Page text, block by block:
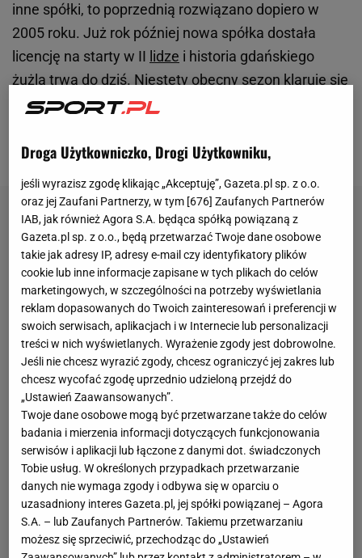
inne spółki, to poprzednią rozwiązano dopiero w
2005 roku. Już rok później nowa spółka dostała
licencję na starty w II lidze i historia gdańskiego
żużla trwa do dziś. Niestety obecny sezon klaruje się
jako naprawdę dramatyczny i za chwile może
upadkiem!
Droga Użytkowniczko, Drogi Użytkowniku,
jeśli wyrazisz zgodę klikając „Akceptuję”, Gazeta.pl sp. z o.o.
oraz jej Zaufani Partnerzy, w tym [676] Zaufanych Partnerów
IAB, jak również Agora S.A. będąca spółką powiązaną z
Gazeta.pl sp. z o.o., będą przetwarzać Twoje dane osobowe
takie jak adresy IP, adresy e-mail czy identyfikatory plików
cookie lub inne informacje zapisane w tych plikach do celów
marketingowych, w szczególności na potrzeby wyświetlania
reklam dopasowanych do Twoich zainteresowań i preferencji w
swoich serwisach, aplikacjach i w Internecie lub personalizacji
treści w nich wyświetlanych. Wyrażenie zgody jest dobrowolne.
Jeśli nie chcesz wyrazić zgody, chcesz ograniczyć jej zakres lub
chcesz wycofać zgodę uprzednio udzieloną przejdź do
„Ustawień Zaawansowanych”.
Twoje dane osobowe mogą być przetwarzane także do celów
badania i mierzenia informacji dotyczących funkcjonowania
serwisów i aplikacji lub łączone z danymi dot. świadczonych
Tobie usług. W określonych przypadkach przetwarzanie
danych nie wymaga zgody i odbywa się w oparciu o
uzasadniony interes Gazeta.pl, jej spółki powiązanej – Agora
S.A. – lub Zaufanych Partnerów. Takiemu przetwarzaniu
możesz się sprzeciwić, przechodząc do „Ustawień